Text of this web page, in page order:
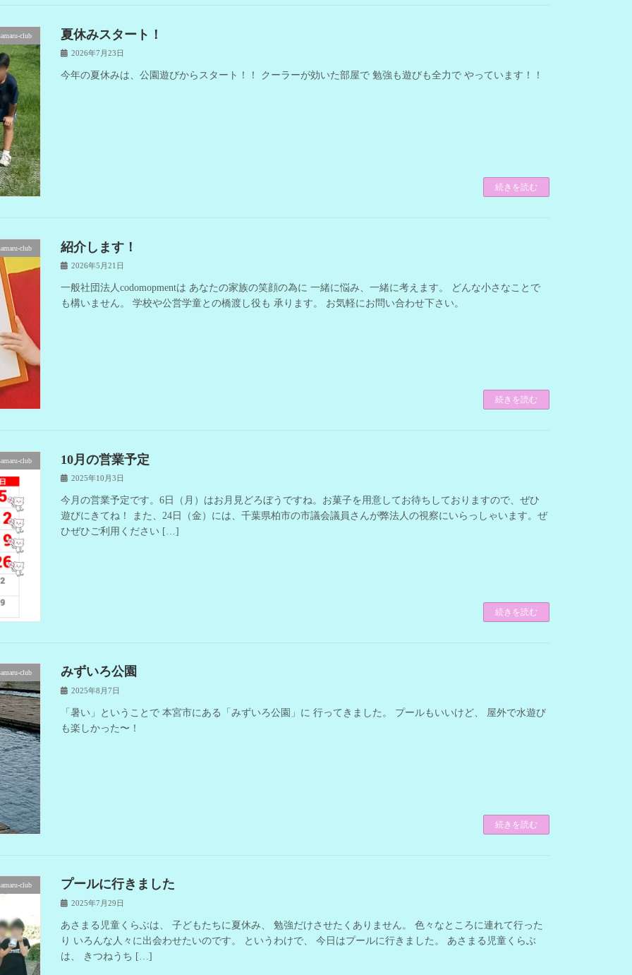
club 夏休みスタート！
2026年7月23日
今年の夏休みは、公園遊びからスタート！！ クーラーが効いた部屋で 勉強も遊びも全力で やっています！！
続きを読む
club 紹介します！
2026年5月21日
一般社団法人codomopmentは あなたの家族の笑顔の為に 一緒に悩み、一緒に考えます。 どんな小さなことで
も構いません。 学校や公営学童との橋渡し役も 承ります。 お気軽にお問い合わせ下さい。
続きを読む
club 10月の営業予定
2025年10月3日
今月の営業予定です。6日（月）はお月見どろぼうですね。お菓子を用意してお待ちしておりますので、ぜひ
遊びにきてね！ また、24日（金）には、千葉県柏市の市議会議員さんが弊法人の視察にいらっしゃいます。ぜ
ひぜひご利用ください […]
続きを読む
club みずいろ公園
2025年8月7日
「暑い」ということで 本宮市にある「みずいろ公園」に 行ってきました。 プールもいいけど、 屋外で水遊び
も楽しかった〜！
続きを読む
club プールに行きました
2025年7月29日
あさまる児童くらぶは、 子どもたちに夏休み、 勉強だけさせたくありません。 色々なところに連れて行った
り いろんな人々に出会わせたいのです。 というわけで、 今日はプールに行きました。 あさまる児童くらぶ
は、 きつねうち […]